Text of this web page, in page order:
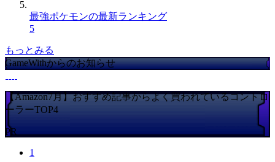
最強ポケモンの最新ランキング
5
もっとみる
GameWithからのお知らせ
【Amazon7月】おすすめ記事からよく買われているコントロ
ーラーTOP4
PR
1